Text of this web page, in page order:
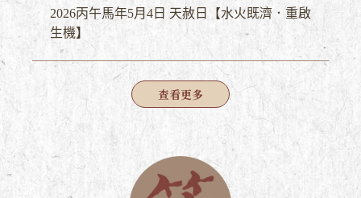
2026丙午馬年5月4日 天赦日【水火既濟．重啟
生機】
查看更多